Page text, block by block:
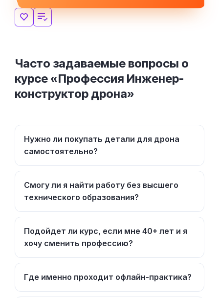
Часто задаваемые вопросы о
курсе «Профессия Инженер-
конструктор дрона»
Нужно ли покупать детали для дрона
самостоятельно?
Смогу ли я найти работу без высшего
технического образования?
Подойдет ли курс, если мне 40+ лет и я
хочу сменить профессию?
Где именно проходит офлайн-практика?